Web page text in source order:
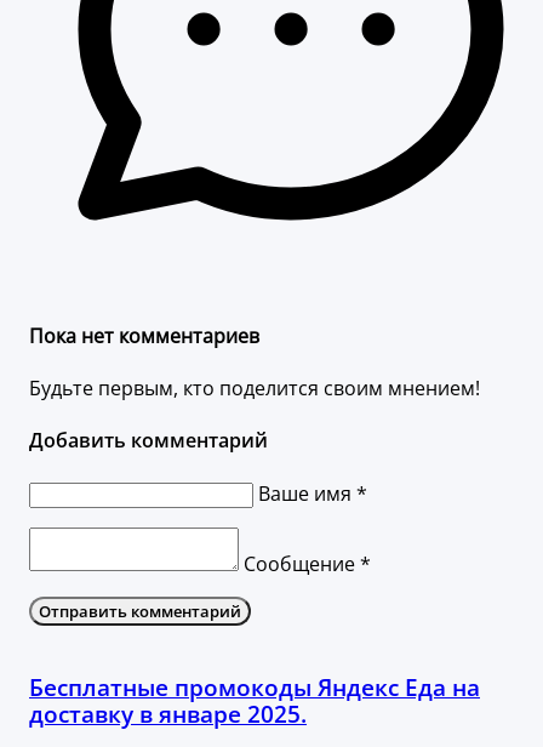
Пока нет комментариев
Будьте первым, кто поделится своим мнением!
Добавить комментарий
Ваше имя *
Сообщение *
Отправить комментарий
Бесплатные промокоды Яндекс Еда на
доставку в январе 2025.